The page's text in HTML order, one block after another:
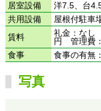
居室設備
洋7.5、台
共用設備
屋根付駐車
賃料
礼金：なし
円 管理費
食事
食事の有無
写真